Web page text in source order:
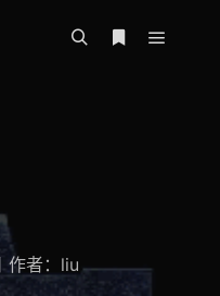
作者： liu